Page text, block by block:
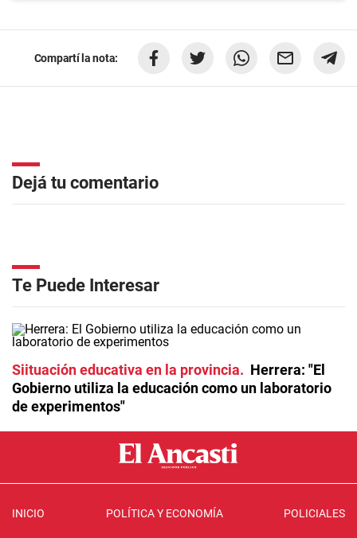
Compartí la nota:
Dejá tu comentario
Te Puede Interesar
Siituación educativa en la provincia
Herrera: "El
Gobierno utiliza la educación como un laboratorio
de experimentos"
INICIO POLÍTICA Y ECONOMÍA POLICIALES